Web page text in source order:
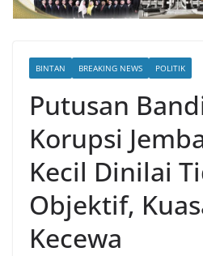
BINTAN BREAKING NEWS POLITIK
Putusan
Korupsi
Kecil Dinilai
Objektif,
Kecewa